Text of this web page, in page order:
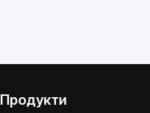
Продукти